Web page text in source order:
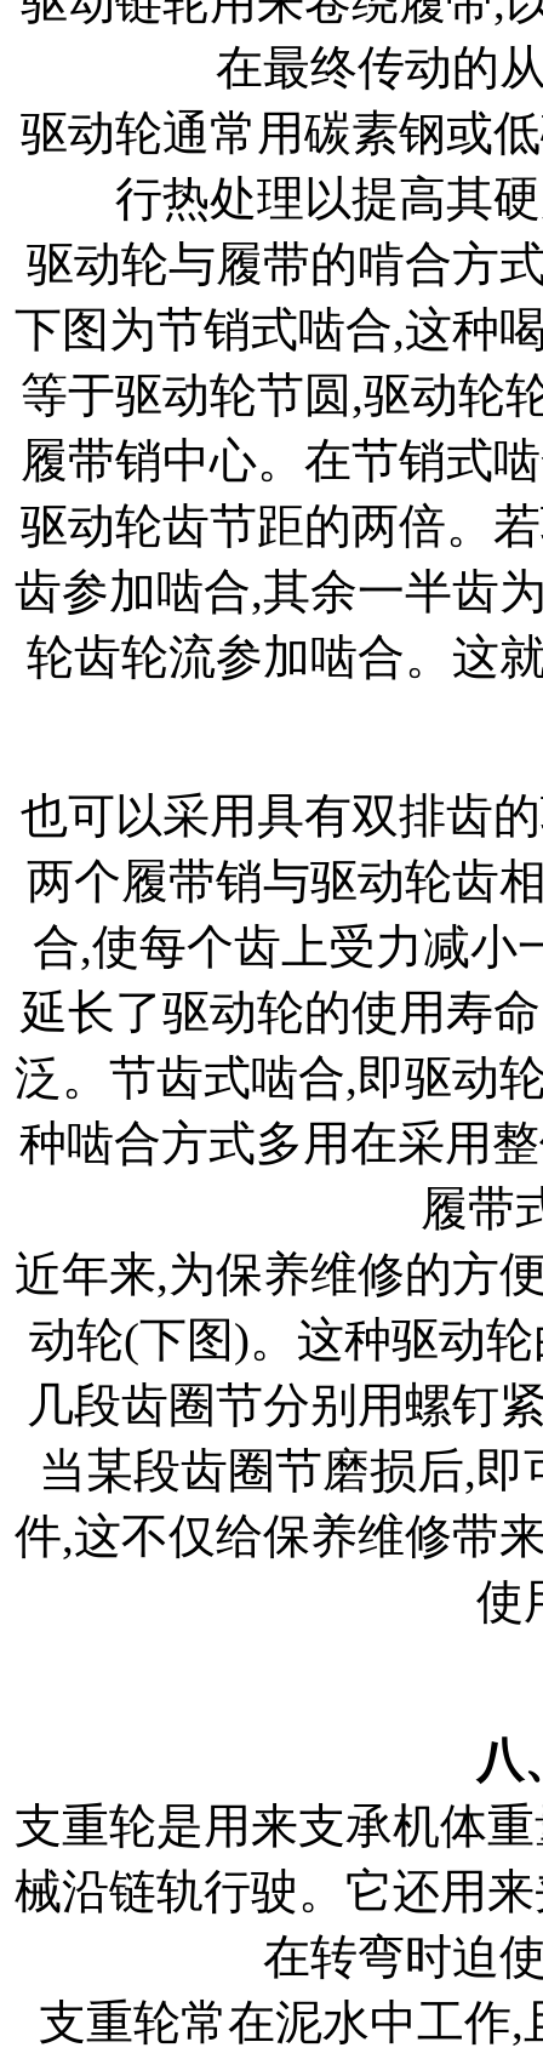
在最终传动的
驱动轮通常用碳素钢或
行热处理以提高其
驱动轮与履带的啃合方
下图为节销式啮合,这种
等于驱动轮节圆,驱动轮
履带销中心。在节销式
驱动轮齿节距的两倍。
齿参加啮合,其余一半齿
轮齿轮流参加啮合。这
也可以采用具有双排齿
两个履带销与驱动轮齿
合,使每个齿上受力减小
延长了驱动轮的使用寿
泛。节齿式啮合,即驱动
种啮合方式多用在采用
履带
近年来,为保养维修的方
动轮(下图)。这种驱动
几段齿圈节分别用螺钉
当某段齿圈节磨损后,
件,这不仅给保养维修带
使
八
支重轮是用来支承机体
械沿链轨行驶。它还用
在转弯时迫
支重轮常在泥水中工作